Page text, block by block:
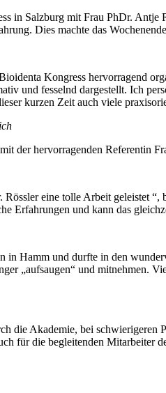
in Salzburg mit Frau PhDr.
Dies machte das
Kongress hervorragend
und fesselnd dargestellt. Ich
kurzen Zeit auch viele
der hervorragenden Referentin
eine tolle Arbeit geleistet
Erfahrungen und kann das
in Hamm und durfte in den
„aufsaugen“ und mitnehmen.
die Akademie, bei
für die begleitenden Mitarbeiter